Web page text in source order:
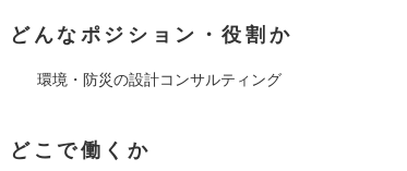
どんなポジション・役割か
環境・防災の設計コンサルティング
どこで働くか